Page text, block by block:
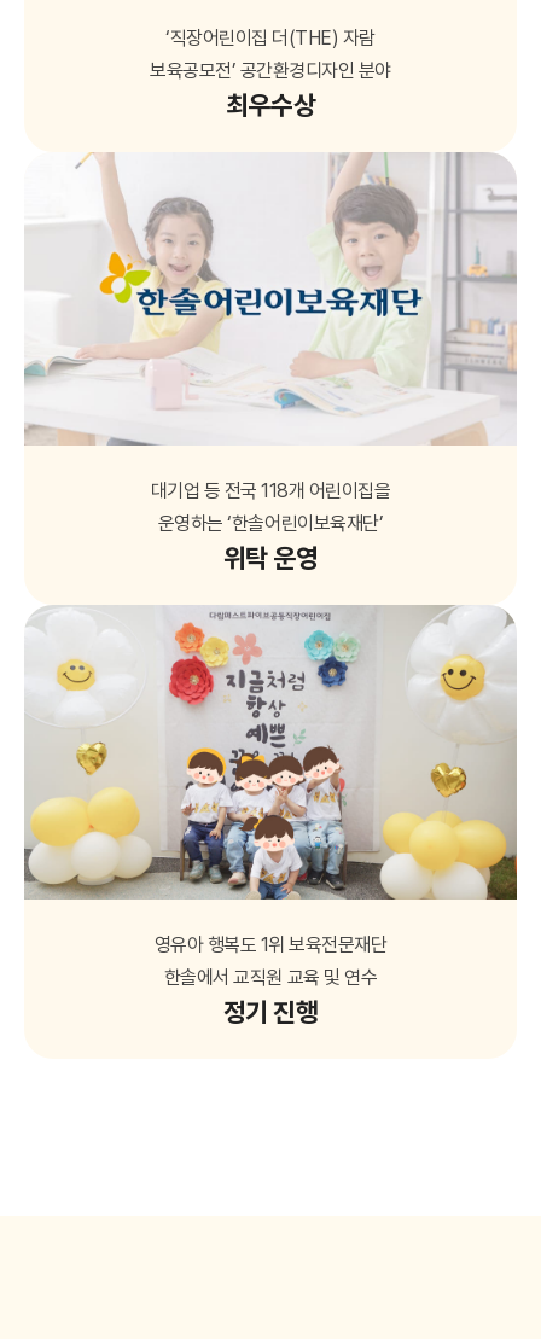
‘직장어린이집 더(THE) 자람
보육공모전’ 공간환경디자인 분야
최우수상
대기업 등 전국 118개 어린이집을
운영하는 ‘한솔어린이보육재단’
위탁 운영
영유아 행복도 1위 보육전문재단
한솔에서 교직원 교육 및 연수
정기 진행